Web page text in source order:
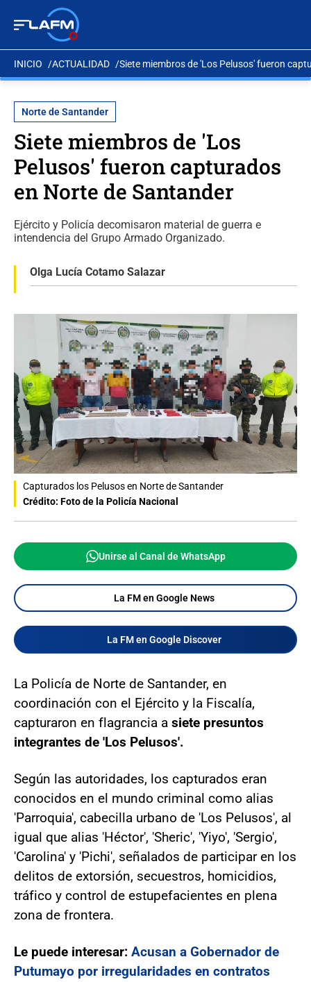
INICIO ACTUALIDAD Siete miembros de 'Los Pelusos' fueron
Norte de Santander
Siete miembros de 'Los
Pelusos' fueron capturados
en Norte de Santander
Ejército y Policía decomisaron material de guerra e
intendencia del Grupo Armado Organizado.
Olga Lucía Cotamo Salazar
Capturados los Pelusos en Norte de Santander
Crédito: Foto de la Policía Nacional
Unirse al Canal de WhatsApp
La FM en Google News
La FM en Google Discover
La Policía de Norte de Santander, en
coordinación con el Ejército y la Fiscalía,
capturaron en flagrancia a siete presuntos
integrantes de 'Los Pelusos'.
Según las autoridades, los capturados eran
conocidos en el mundo criminal como alias
'Parroquia', cabecilla urbano de 'Los Pelusos', al
igual que alias 'Héctor', 'Sheric', 'Yiyo', 'Sergio',
'Carolina' y 'Pichi', señalados de participar en los
delitos de extorsión, secuestros, homicidios,
tráfico y control de estupefacientes en plena
zona de frontera.
Le puede interesar: Acusan a Gobernador de
Putumayo por irregularidades en contratos